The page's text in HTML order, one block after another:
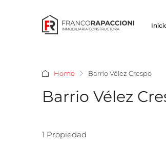
Home Barrio Vélez Crespo
Barrio Vélez
1 Propiedad